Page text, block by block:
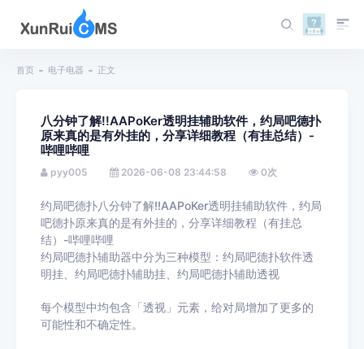
首页 电子电器 正文
八分钟了解!!AAPoKer透明挂辅助软件，约局吧德扑
原来真的是有外挂的，分享详细教程（有挂总结）-
哔哩哔哩
pyy005 2026-06-08 23:44:58 0次
约局吧德扑八分钟了解!!AAPoKer透明挂辅助软件，约局
吧德扑原来真的是有外挂的，分享详细教程（有挂总
结）-哔哩哔哩
约局吧德扑辅助器中分为三种模型：约局吧德扑软件透
明挂、约局吧德扑辅助挂、约局吧德扑辅助透视
每个模型中均包含「透视」元素，给对局增加了更多的
可能性和不确定性。